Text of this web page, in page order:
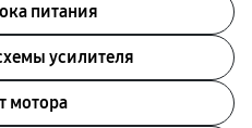
питания
усилителя
мотора